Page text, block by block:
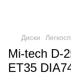
Диски
Mi-tech D-
ET35